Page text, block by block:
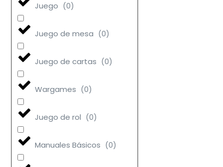
Juego (0)
Juego de mesa (0)
Juego de cartas (0)
Wargames (0)
Juego de rol (0)
Manuales Básicos (0)